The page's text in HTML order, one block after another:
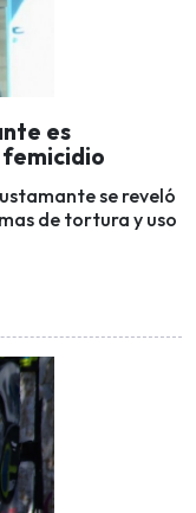
es
se reveló
de tortura y uso